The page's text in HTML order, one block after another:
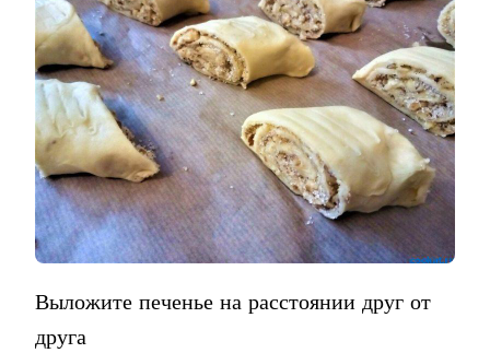
Выложите печенье на расстоянии друг от
друга